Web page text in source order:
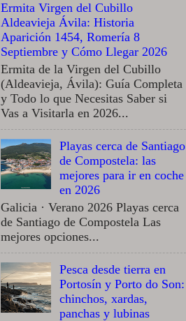
Ermita Virgen del Cubillo
Aldeavieja Ávila: Historia
Aparición 1454, Romería 8
Septiembre y Cómo Llegar 2026
Ermita de la Virgen del Cubillo
(Aldeavieja, Ávila): Guía Completa
y Todo lo que Necesitas Saber si
Vas a Visitarla en 2026...
Playas cerca de Santiago
de Compostela: las
mejores para ir en coche
en 2026
Galicia · Verano 2026 Playas cerca
de Santiago de Compostela Las
mejores opciones...
Pesca desde tierra en
Portosín y Porto do Son:
chinchos, xardas,
panchas y lubinas